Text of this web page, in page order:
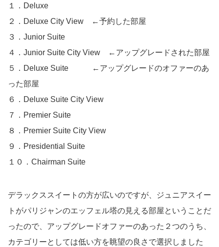
１．Deluxe
２．Deluxe City View ←予約した部屋
３．Junior Suite
４．Junior Suite City View ←アップグレードされた部屋
５．Deluxe Suite ←アップグレードのオファーのあ
った部屋
６．Deluxe Suite City View
７．Premier Suite
８．Premier Suite City View
９．Presidential Suite
１０．Chairman Suite
デラックススイートの方が広いのですが、ジュニアスイー
トがパリジャンのエッフェル塔の見える部屋ということだ
ったので、アップグレードオファーのあった２つのうち、
カテゴリーとしては低い方を眺望の良さで選択しました